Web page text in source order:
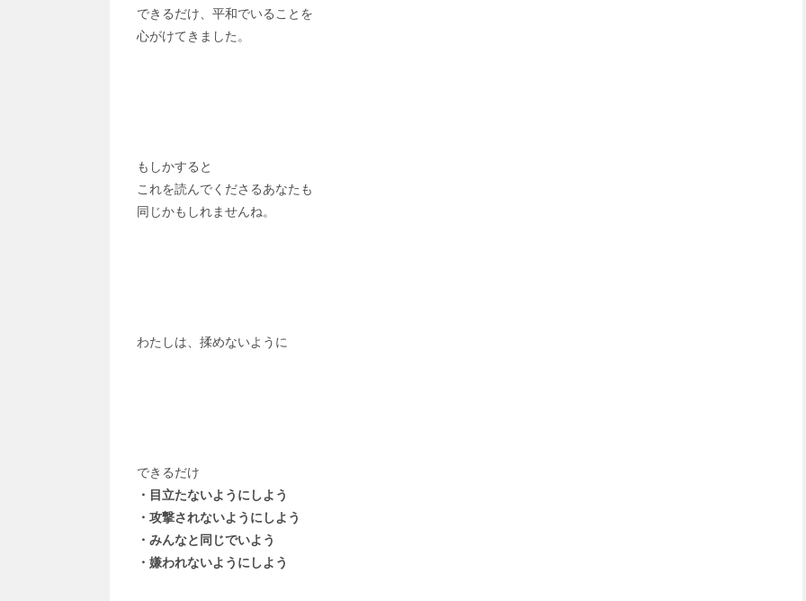
できるだけ、平和でいることを
心がけてきました。
もしかすると
これを読んでくださるあなたも
同じかもしれませんね。
わたしは、揉めないように
できるだけ
・目立たないようにしよう
・攻撃されないようにしよう
・みんなと同じでいよう
・嫌われないようにしよう